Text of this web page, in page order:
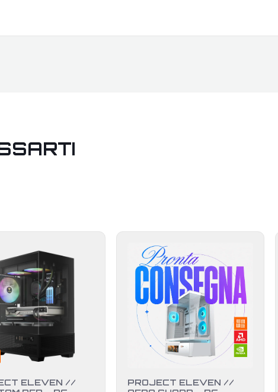
ELEVEN //
PROJECT ELEVEN //